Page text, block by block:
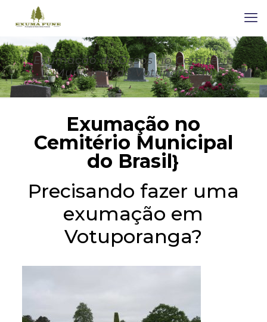
Exumação de Ossos no Cemitério
Municipal de Votuporanga
Exumação no
Cemitério Municipal
do Brasil}
Precisando fazer uma
exumação em
Votuporanga?